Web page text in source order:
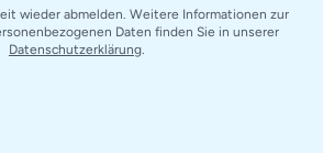
wieder abmelden. Weitere Informationen zur
Daten finden Sie in unserer
Datenschutzerklärung